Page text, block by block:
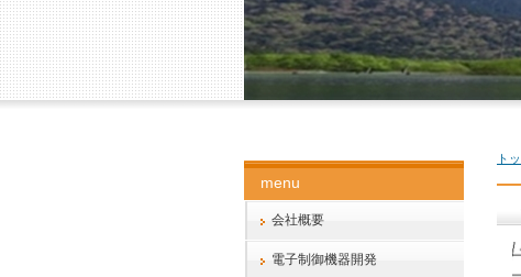
ト
menu
会社概要
電子制御機器開発